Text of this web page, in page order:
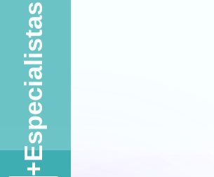
+
Especialistas